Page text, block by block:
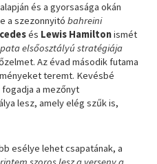
és a gyorsasága okán
a szezonnyitóbahreini
és Lewis Hamiltonismét
elsőosztályú stratégiája
Az évad második futama
teremt. Kevésbé
a mezőnyt
lesz, amely elég szűk is,
esélye lehet csapatának, a